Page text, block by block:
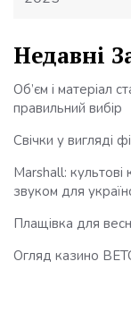
Недавні
Об’єм і матеріал
правильний вибір
Свічки у вигляді
Marshall:
звуком для
Плащівка для
Огляд казино